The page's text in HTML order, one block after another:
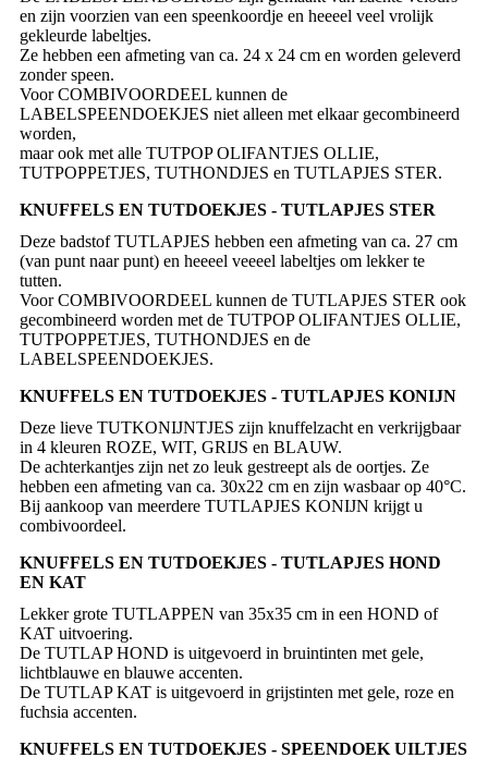
en zijn voorzien van een speenkoordje en heeeel veel vrolijk
gekleurde labeltjes.
Ze hebben een afmeting van ca. 24 x 24 cm en worden geleverd
zonder speen.
Voor COMBIVOORDEEL kunnen de
LABELSPEENDOEKJES niet alleen met elkaar gecombineerd
worden,
maar ook met alle TUTPOP OLIFANTJES OLLIE,
KNUFFELS EN TUTDOEKJES - TUTLAPJES STER
Deze badstof TUTLAPJES hebben een afmeting van ca. 27 cm
(van punt naar punt) en heeeel veeeel labeltjes om lekker te
tutten.
Voor COMBIVOORDEEL kunnen de TUTLAPJES STER ook
gecombineerd worden met de TUTPOP OLIFANTJES OLLIE,
TUTPOPPETJES, TUTHONDJES en de
KNUFFELS EN TUTDOEKJES - TUTLAPJES KONIJN
Deze lieve TUTKONIJNTJES zijn knuffelzacht en verkrijgbaar
in 4 kleuren ROZE, WIT, GRIJS en BLAUW.
De achterkantjes zijn net zo leuk gestreept als de oortjes. Ze
hebben een afmeting van ca. 30x22 cm en zijn wasbaar op 40°C.
Bij aankoop van meerdere TUTLAPJES KONIJN krijgt u
KNUFFELS EN TUTDOEKJES - TUTLAPJES HOND
EN KAT
Lekker grote TUTLAPPEN van 35x35 cm in een HOND of
KAT uitvoering.
De TUTLAP HOND is uitgevoerd in bruintinten met gele,
lichtblauwe en blauwe accenten.
De TUTLAP KAT is uitgevoerd in grijstinten met gele, roze en
fuchsia accenten.
KNUFFELS EN TUTDOEKJES - SPEENDOEK UILTJES